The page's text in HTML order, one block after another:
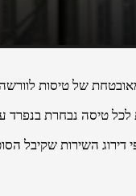
של טיסות
טיסה נבחרת בנפרד
דירוג השירות שקיבל